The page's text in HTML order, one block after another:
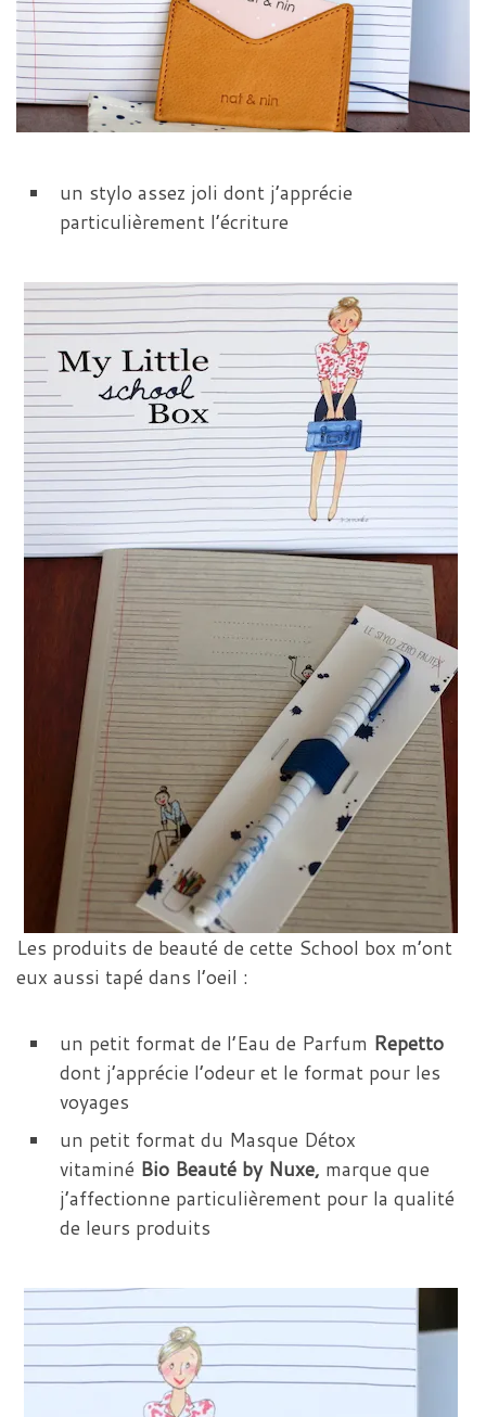
un stylo assez joli dont j’apprécie
particulièrement l’écriture
Les produits de beauté de cette School box m’ont
eux aussi tapé dans l’oeil :
un petit format de l’Eau de Parfum Repetto
dont j’apprécie l’odeur et le format pour les
voyages
un petit format du Masque Détox
vitaminé Bio Beauté by Nuxe, marque que
j’affectionne particulièrement pour la qualité
de leurs produits